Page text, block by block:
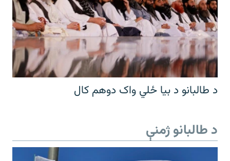
د طالبانو د بیا ځلي واک دوهم کال
د طالبانو ژمنې